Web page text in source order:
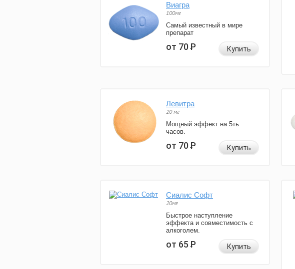
Виагра
100мг
Самый известный в мире
препарат
от 70Р Купить
Левитра
20 мг
Мощный эффект на 5ть
часов.
от 70Р Купить
Сиалис Софт
20мг
Быстрое наступление
эффекта и совместимость с
алкоголем.
от 65Р Купить